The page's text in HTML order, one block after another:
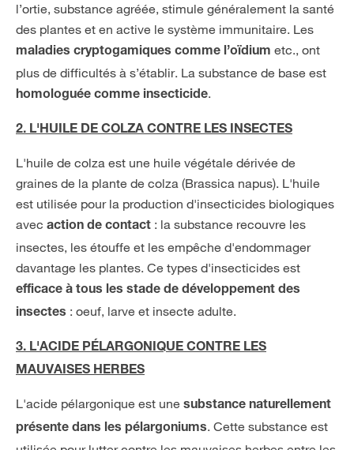
l’ortie, substance agréée, stimule généralement la santé
des plantes et en active le système immunitaire. Les
maladies cryptogamiques comme l’oïdium etc., ont
plus de difficultés à s’établir. La substance de base est
homologuée comme insecticide.
2. L'HUILE DE COLZA CONTRE LES INSECTES
L'huile de colza est une huile végétale dérivée de
graines de la plante de colza (Brassica napus). L'huile
est utilisée pour la production d'insecticides biologiques
avec action de contact : la substance recouvre les
insectes, les étouffe et les empêche d'endommager
davantage les plantes. Ce types d'insecticides est
efficace à tous les stade de développement des
insectes : oeuf, larve et insecte adulte.
3. L'ACIDE PÉLARGONIQUE CONTRE LES
MAUVAISES HERBES
L'acide pélargonique est une substance naturellement
présente dans les pélargoniums. Cette substance est